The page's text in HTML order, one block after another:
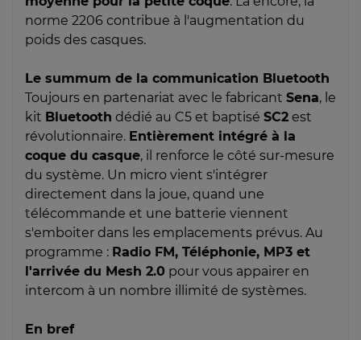
norme 2206 contribue à l'augmentation du
poids des casques.
Le summum de la communication Bluetooth
Toujours en partenariat avec le fabricant Sena, le
kit Bluetooth dédié au C5 et baptisé SC2 est
révolutionnaire. Entièrement intégré à la
coque du casque, il renforce le côté sur-mesure
du système. Un micro vient s'intégrer
directement dans la joue, quand une
télécommande et une batterie viennent
s'emboiter dans les emplacements prévus. Au
programme : Radio FM, Téléphonie, MP3 et
l'arrivée du Mesh 2.0 pour vous appairer en
intercom à un nombre illimité de systèmes.
En bref